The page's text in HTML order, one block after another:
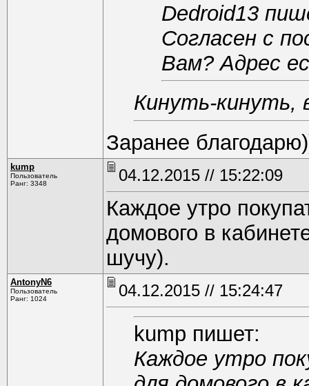
Dedroid13
Согласен с
Вам? Адрес
Кинуть-кинуть,
Заранее
kump
Пользователь
Ранг: 3348
04.12.2015 // 15:22:09
Каждое утро
домового в
шучу).
AntonyN6
Пользователь
Ранг: 1024
04.12.2015 // 15:24:47
kump пишет:
Каждое утро